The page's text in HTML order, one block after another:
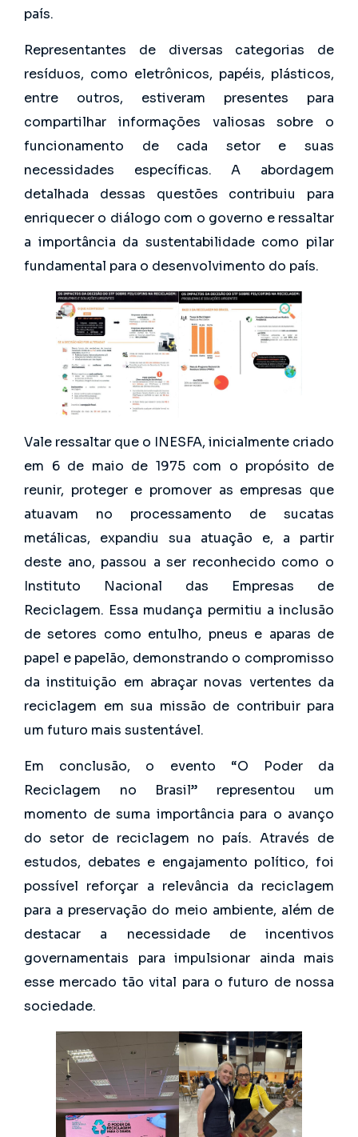
país.
Representantes de diversas categorias de
resíduos, como eletrônicos, papéis, plásticos,
entre outros, estiveram presentes para
compartilhar informações valiosas sobre o
funcionamento de cada setor e suas
necessidades específicas. A abordagem
detalhada dessas questões contribuiu para
enriquecer o diálogo com o governo e ressaltar
a importância da sustentabilidade como pilar
fundamental para o desenvolvimento do país.
Vale ressaltar que o INESFA, inicialmente criado
em 6 de maio de 1975 com o propósito de
reunir, proteger e promover as empresas que
atuavam no processamento de sucatas
metálicas, expandiu sua atuação e, a partir
deste ano, passou a ser reconhecido como o
Instituto Nacional das Empresas de
Reciclagem. Essa mudança permitiu a inclusão
de setores como entulho, pneus e aparas de
papel e papelão, demonstrando o compromisso
da instituição em abraçar novas vertentes da
reciclagem em sua missão de contribuir para
um futuro mais sustentável.
Em conclusão, o evento “O Poder da
Reciclagem no Brasil” representou um
momento de suma importância para o avanço
do setor de reciclagem no país. Através de
estudos, debates e engajamento político, foi
possível reforçar a relevância da reciclagem
para a preservação do meio ambiente, além de
destacar a necessidade de incentivos
governamentais para impulsionar ainda mais
esse mercado tão vital para o futuro de nossa
sociedade.